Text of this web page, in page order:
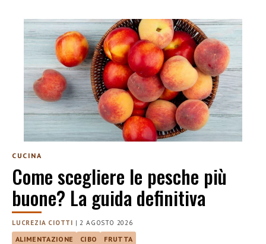
CUCINA
Come scegliere le pesche più
buone? La guida definitiva
LUCREZIA CIOTTI | 2 AGOSTO 2026
ALIMENTAZIONE CIBO FRUTTA